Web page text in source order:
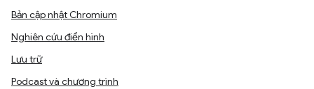
Bản cập nhật Chromium
Nghiên cứu điển hình
Lưu trữ
Podcast và chương trình